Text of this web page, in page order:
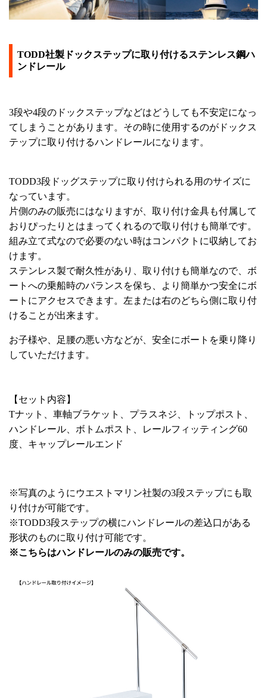
TODD社製ドックステップに取り付けるステンレス鋼ハ
ンドレール
3段や4段のドックステップなどはどうしても不安定になっ
てしまうことがあります。その時に使用するのがドックス
テップに取り付けるハンドレールになります。
TODD3段ドッグステップに取り付けられる用のサイズに
なっています。
片側のみの販売にはなりますが、取り付け金具も付属して
おりぴったりとはまってくれるので取り付けも簡単です。
組み立て式なので必要のない時はコンパクトに収納してお
けます。
ステンレス製で耐久性があり、取り付けも簡単なので、ボ
ートへの乗船時のバランスを保ち、より簡単かつ安全にボ
ートにアクセスできます。左または右のどちら側に取り付
けることが出来ます。
お子様や、足腰の悪い方などが、安全にボートを乗り降り
していただけます。
【セット内容】
Tナット、車軸ブラケット、プラスネジ、トップポスト、
ハンドレール、ボトムポスト、レールフィッティング60
度、キャップレールエンド
※写真のようにウエストマリン社製の3段ステップにも取
り付けが可能です。
※TODD3段ステップの横にハンドレールの差込口がある
形状のものに取り付け可能です。
※こちらはハンドレールのみの販売です。